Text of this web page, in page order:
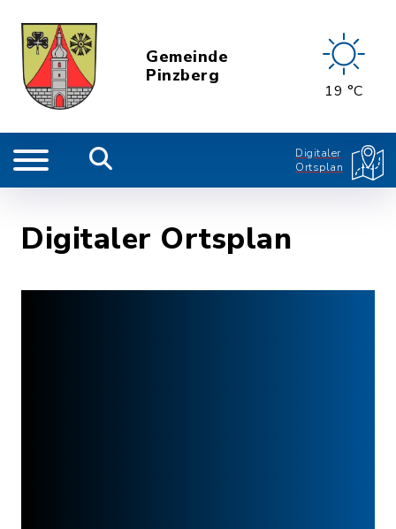
Gemeinde
Pinzberg
19 °C
Digitaler
Ortsplan
Digitaler Ortsplan